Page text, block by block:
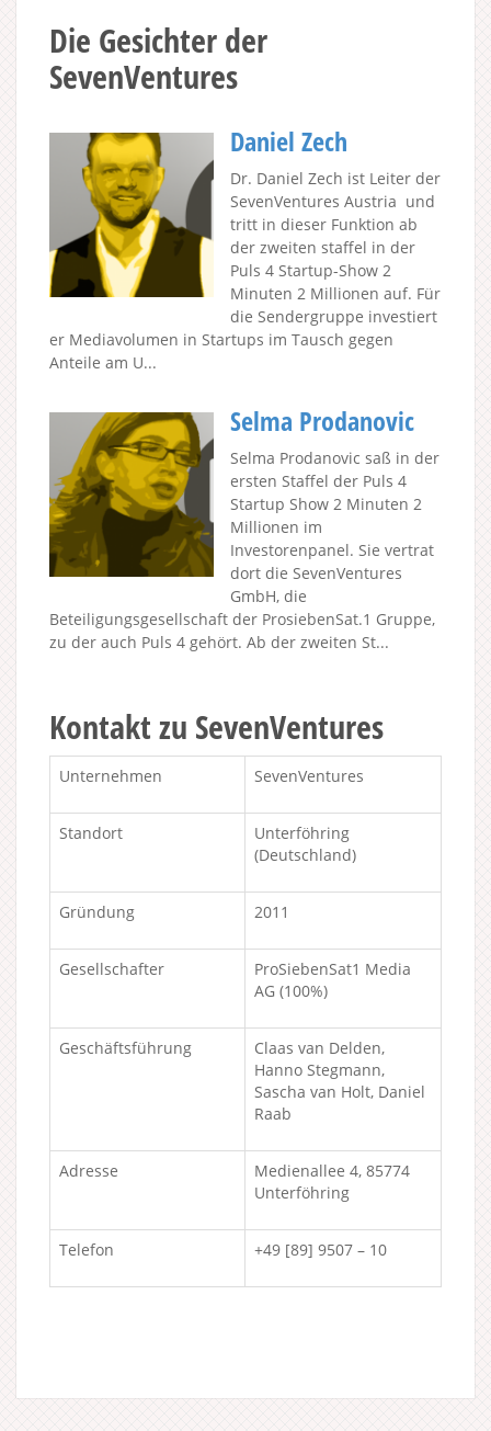
Die Gesichter der
SevenVentures
Daniel Zech
Dr. Daniel Zech ist Leiter der
SevenVentures Austria und
tritt in dieser Funktion ab
der zweiten staffel in der
Puls 4 Startup-Show 2
Minuten 2 Millionen auf. Für
die Sendergruppe investiert
er Mediavolumen in Startups im Tausch gegen
Anteile am U...
Selma Prodanovic
Selma Prodanovic saß in der
ersten Staffel der Puls 4
Startup Show 2 Minuten 2
Millionen im
Investorenpanel. Sie vertrat
dort die SevenVentures
GmbH, die
Beteiligungsgesellschaft der ProsiebenSat.1 Gruppe,
zu der auch Puls 4 gehört. Ab der zweiten St...
Kontakt zu SevenVentures
Unternehmen SevenVentures
Standort
Unterföhring
(Deutschland)
Gründung 2011
Gesellschafter
ProSiebenSat1 Media
AG (100%)
Geschäftsführung
Claas van Delden,
Hanno Stegmann,
Sascha van Holt, Daniel
Raab
Adresse
Medienallee 4, 85774
Unterföhring
Telefon +49 [89] 9507 – 10